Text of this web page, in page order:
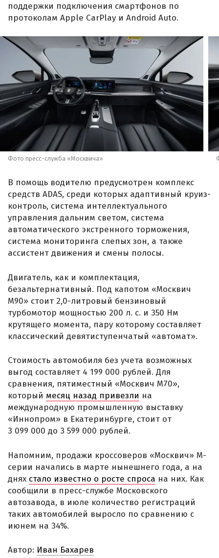
поддержки подключения смартфонов по
протоколам Apple CarPlay и Android Auto.
Фото пресс-служба «Москвича»
В помощь водителю предусмотрен комплекс
средств ADAS, среди которых адаптивный круиз-
контроль, система интеллектуального
управления дальним светом, система
автоматического экстренного торможения,
система мониторинга слепых зон, а также
ассистент движения и смены полосы.
Двигатель, как и комплектация,
безальтернативный. Под капотом «Москвич
М90» стоит 2,0-литровый бензиновый
турбомотор мощностью 200 л. с. и 350 Нм
крутящего момента, пару которому составляет
классический девятиступенчатый «автомат».
Стоимость автомобиля без учета возможных
выгод составляет 4 199 000 рублей. Для
сравнения, пятиместный «Москвич М70»,
который месяц назад привезли на
международную промышленную выставку
«Иннопром» в Екатеринбурге, стоит от
3 099 000 до 3 599 000 рублей.
Напомним, продажи кроссоверов «Москвич» М-
серии начались в марте нынешнего года, а на
днях стало известно о росте спроса на них. Как
сообщили в пресс-службе Московского
автозавода, в июле количество регистраций
таких автомобилей выросло по сравнению с
июнем на 34%.
Автор: Иван Бахарев